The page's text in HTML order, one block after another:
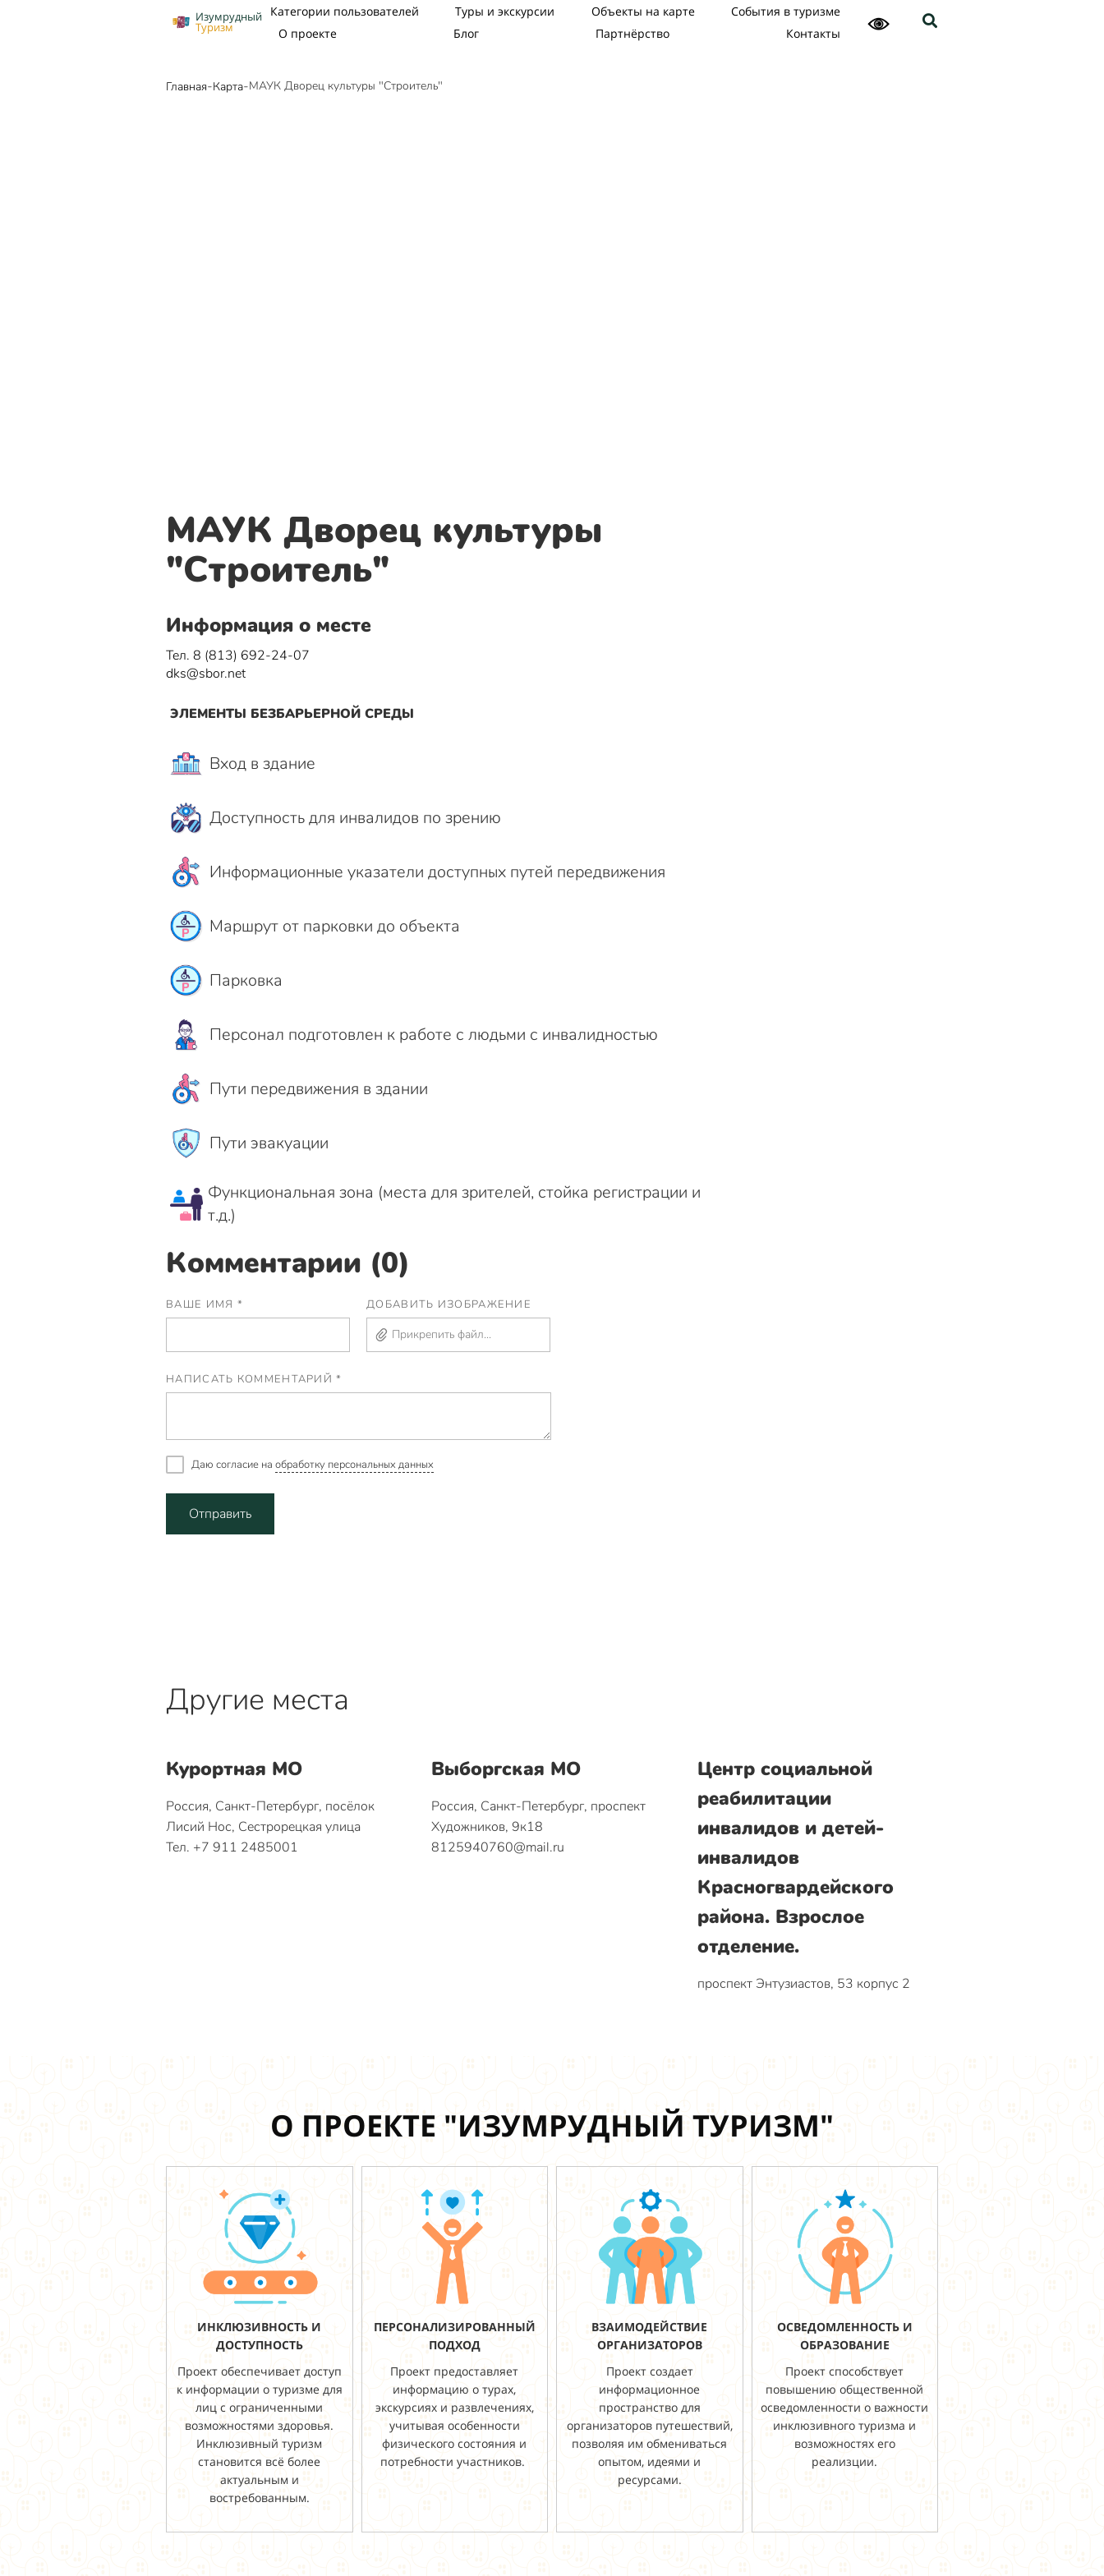
Изумрудный
Туризм
Категории пользователей Туры и экскурсии Объекты на карте
События в туризме
О проекте
Блог Партнёрство Контакты
Главная-Карта-МАУК Дворец культуры "Строитель"
МАУК Дворец культуры
"Строитель"
Информация о месте
Тел. 8 (813) 692-24-07
dks@sbor.net
ЭЛЕМЕНТЫ БЕЗБАРЬЕРНОЙ СРЕДЫ
Вход в здание
Доступность для инвалидов по зрению
Информационные указатели доступных путей передвижения
Маршрут от парковки до объекта
Парковка
Персонал подготовлен к работе с людьми с инвалидностью
Пути передвижения в здании
Пути эвакуации
Функциональная зона (места для зрителей, стойка регистрации и
т.д.)
Комментарии (0)
ВАШЕ ИМЯ * ДОБАВИТЬ ИЗОБРАЖЕНИЕ
Прикрепить файл...
НАПИСАТЬ КОММЕНТАРИЙ *
Даю согласие на обработку персональных данных
Отправить
Другие места
Курортная МО
Россия, Санкт-Петербург, посёлок
Лисий Нос, Сестрорецкая улица
Тел. +7 911 2485001
Выборгская МО
Россия, Санкт-Петербург, проспект
Художников, 9к18
8125940760@mail.ru
Центр социальной
реабилитации
инвалидов и детей-
инвалидов
Красногвардейского
района. Взрослое
отделение.
проспект Энтузиастов, 53 корпус 2
О ПРОЕКТЕ "ИЗУМРУДНЫЙ ТУРИЗМ"
ИНКЛЮЗИВНОСТЬ И
ДОСТУПНОСТЬ
Проект обеспечивает доступ
к информации о туризме для
лиц с ограниченными
возможностями здоровья.
Инклюзивный туризм
становится всё более
актуальным и
востребованным.
ПЕРСОНАЛИЗИРОВАННЫЙ
ПОДХОД
Проект предоставляет
информацию о турах,
экскурсиях и развлечениях,
учитывая особенности
физического состояния и
потребности участников.
ВЗАИМОДЕЙСТВИЕ
ОРГАНИЗАТОРОВ
Проект создает
информационное
пространство для
организаторов путешествий,
позволяя им обмениваться
опытом, идеями и
ресурсами.
ОСВЕДОМЛЕННОСТЬ И
ОБРАЗОВАНИЕ
Проект способствует
повышению общественной
осведомленности о важности
инклюзивного туризма и
возможностях его
реализции.